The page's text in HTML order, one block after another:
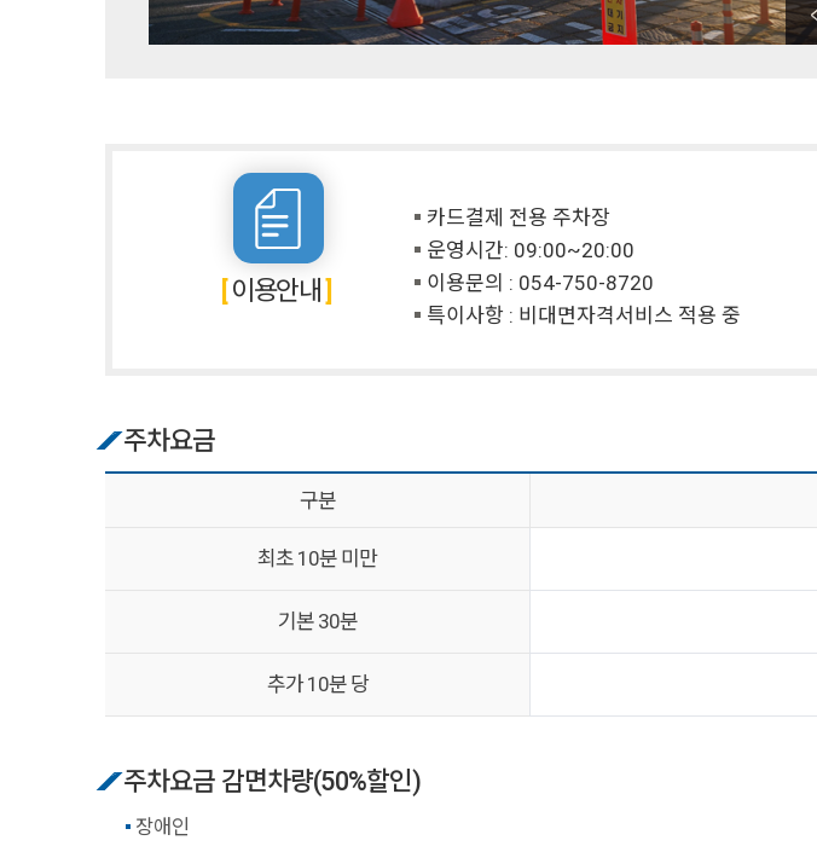
이용안내
카드결제 전용 주차장
운영시간: 09:00~20:00
이용문의 : 054-750-8720
특이사항 : 비대면자격서비스 적용 중
주차요금
구분
최초 10분 미만
기본 30분
추가 10분 당
주차요금 감면차량(50%할인)
장애인